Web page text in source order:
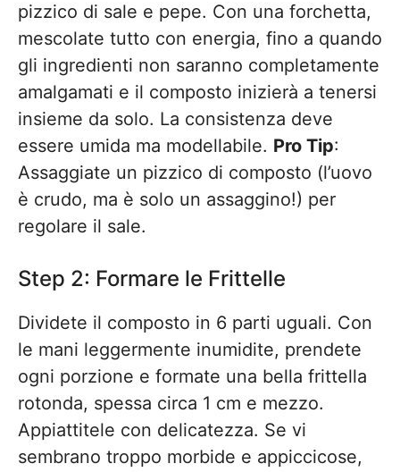
pizzico di sale e pepe. Con una forchetta,
mescolate tutto con energia, fino a quando
gli ingredienti non saranno completamente
amalgamati e il composto inizierà a tenersi
insieme da solo. La consistenza deve
essere umida ma modellabile. Pro Tip:
Assaggiate un pizzico di composto (l’uovo
è crudo, ma è solo un assaggino!) per
regolare il sale.
Step 2: Formare le Frittelle
Dividete il composto in 6 parti uguali. Con
le mani leggermente inumidite, prendete
ogni porzione e formate una bella frittella
rotonda, spessa circa 1 cm e mezzo.
Appiattitele con delicatezza. Se vi
sembrano troppo morbide e appiccicose,